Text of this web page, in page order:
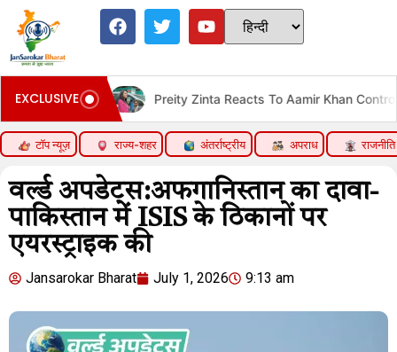
EXCLUSIVEPreity Zinta Reacts To Aamir Khan Controversy
टॉप न्यूज़ राज्य-शहर अंतर्राष्ट्रीय अपराध राजनीति
वर्ल्ड अपडेट्स:अफगानिस्तान का दावा-
पाकिस्तान में ISIS के ठिकानों पर
एयरस्ट्राइक की
Jansarokar Bharat July 1, 2026 9:13 am